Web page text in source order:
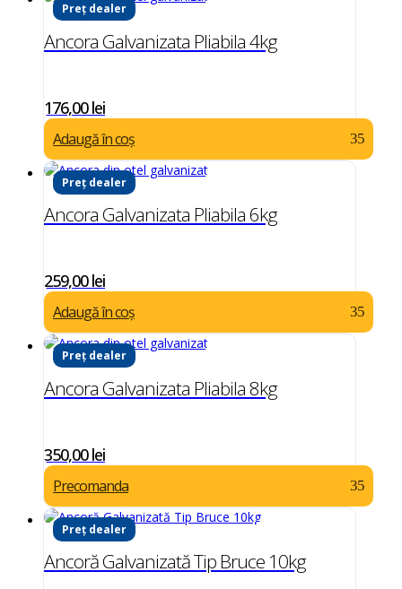
Preț dealer
Ancora Galvanizata Pliabila 4kg
176,00lei
Adaugă în coș
Preț dealer
Ancora Galvanizata Pliabila 6kg
259,00lei
Adaugă în coș
Preț dealer
Ancora Galvanizata Pliabila 8kg
350,00lei
Precomanda
Preț dealer
Ancoră Galvanizată Tip Bruce 10kg